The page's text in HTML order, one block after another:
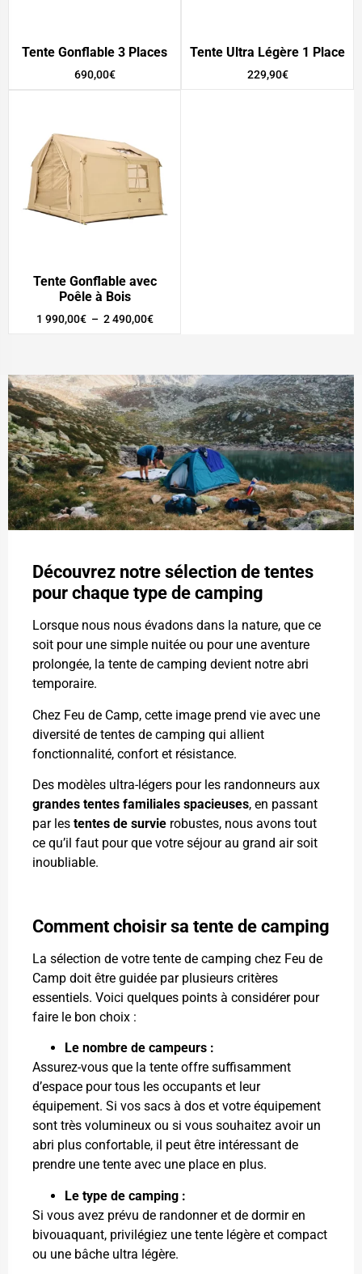
Tente Gonflable 3 Places
690,00€
Tente Ultra Légère 1 Place
229,90€
Tente Gonflable avec
Poêle à Bois
1 990,00€ – 2 490,00€
Découvrez notre sélection de tentes
pour chaque type de camping
Lorsque nous nous évadons dans la nature, que ce
soit pour une simple nuitée ou pour une aventure
prolongée, la tente de camping devient notre abri
temporaire.
Chez Feu de Camp, cette image prend vie avec une
diversité de tentes de camping qui allient
fonctionnalité, confort et résistance.
Des modèles ultra-légers pour les randonneurs aux
grandes tentes familiales spacieuses, en passant
par les tentes de survie robustes, nous avons tout
ce qu’il faut pour que votre séjour au grand air soit
inoubliable.
Comment choisir sa tente de camping
La sélection de votre tente de camping chez Feu de
Camp doit être guidée par plusieurs critères
essentiels. Voici quelques points à considérer pour
faire le bon choix :
Le nombre de campeurs :
Assurez-vous que la tente offre suffisamment
d’espace pour tous les occupants et leur
équipement. Si vos sacs à dos et votre équipement
sont très volumineux ou si vous souhaitez avoir un
abri plus confortable, il peut être intéressant de
prendre une tente avec une place en plus.
Le type de camping :
Si vous avez prévu de randonner et de dormir en
bivouaquant, privilégiez une tente légère et compact
ou une bâche ultra légère.